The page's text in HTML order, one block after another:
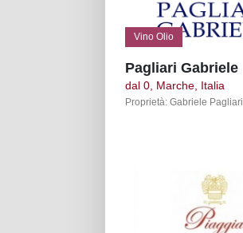
Vino Olio
Pagliari Gabriele
dal 0, Marche, Italia
Proprietà: Gabriele Pagliari